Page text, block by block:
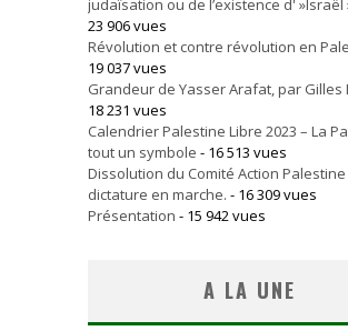
23 906 vues
Révolution et contre révolution en
19 037 vues
Grandeur de Yasser Arafat, par Gilles
18 231 vues
Calendrier Palestine Libre 2023 – La
tout un symbole - 16 513 vues
Dissolution du Comité Action Palestine
dictature en marche. - 16 309 vues
Présentation - 15 942 vues
A LA UNE